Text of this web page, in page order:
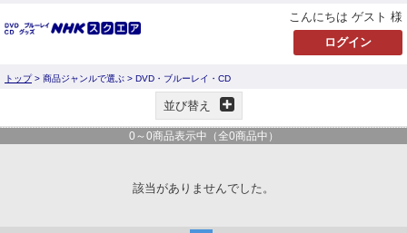
こんにちは ゲスト 様
トップ> 商品ジャンルで選ぶ > DVD・ブルーレイ・CD
並び替え
0 ～ 0商品表示中（全0商品中）
該当がありませんでした。